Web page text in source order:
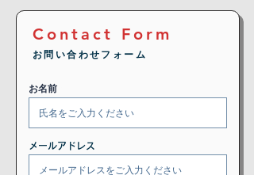
Contact Form
お問い合わせフォーム
お名前
メールアドレス